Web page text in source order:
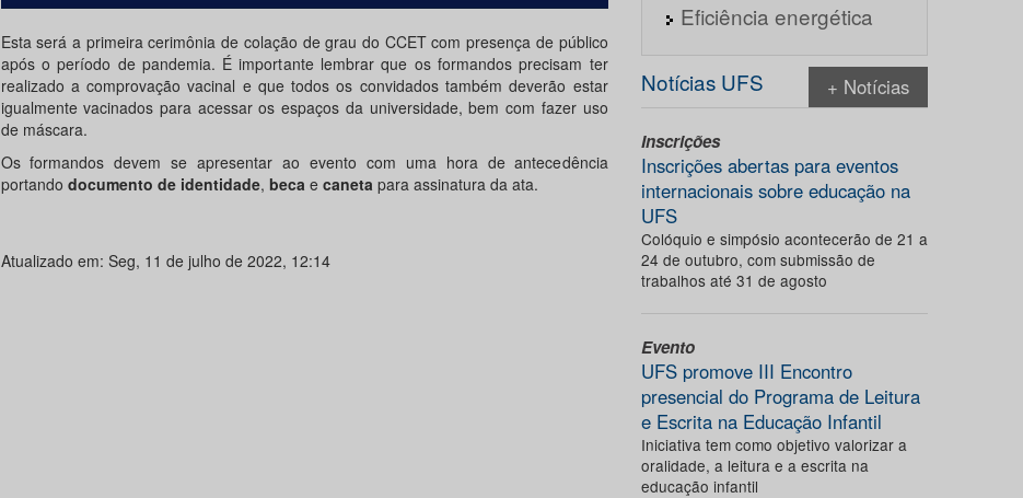
Esta será a primeira cerimônia de colação de grau do CCET com presença de público
após o período de pandemia. É importante lembrar que os formandos precisam ter
realizado a comprovação vacinal e que todos os convidados também deverão estar
igualmente vacinados para acessar os espaços da universidade, bem com fazer uso
de máscara.
Os formandos devem se apresentar ao evento com uma hora de antecedência
portando documento de identidade, beca e caneta para assinatura da ata.
Atualizado em: Seg, 11 de julho de 2022, 12:14
Eficiência energética
Notícias UFS + Notícias
Inscrições
Inscrições abertas para eventos
internacionais sobre educação na
UFS
Colóquio e simpósio acontecerão de 21 a
24 de outubro, com submissão de
trabalhos até 31 de agosto
Evento
UFS promove III Encontro
presencial do Programa de Leitura
e Escrita na Educação Infantil
Iniciativa tem como objetivo valorizar a
oralidade, a leitura e a escrita na
educação infantil